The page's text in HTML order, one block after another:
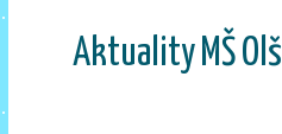
Aktuality MŠ